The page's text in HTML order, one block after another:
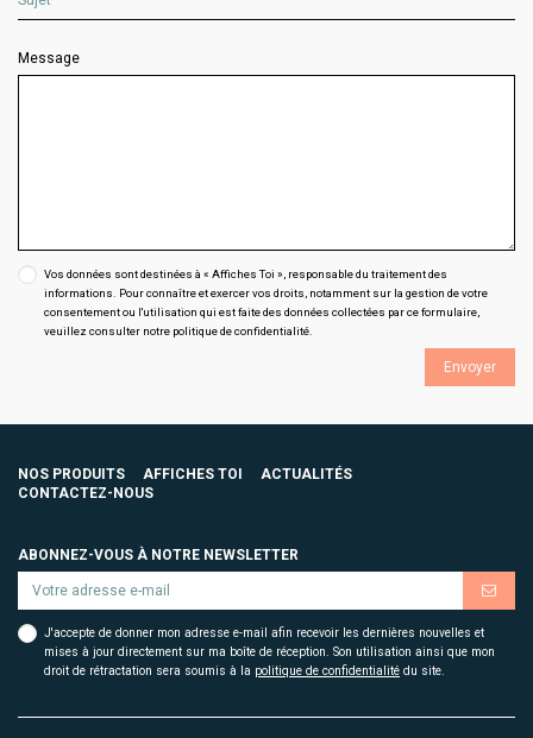
Message
Vos données sont destinées à « Affiches Toi », responsable du traitement des
informations. Pour connaître et exercer vos droits, notamment sur la gestion de votre
consentement ou l'utilisation qui est faite des données collectées par ce formulaire,
veuillez consulter notre politique de confidentialité
Envoyer
NOS PRODUITS AFFICHES TOI
ACTUALITÉS
CONTACTEZ-NOUS
ABONNEZ-VOUS À NOTRE NEWSLETTER
J'accepte de donner mon adresse e-mail afin recevoir les dernières nouvelles et
mises à jour directement sur ma boîte de réception. Son utilisation ainsi que mon
droit de rétractation sera soumis à la politique de confidentialité du site.